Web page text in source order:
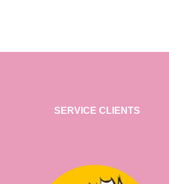
SERVICE CLIENTS